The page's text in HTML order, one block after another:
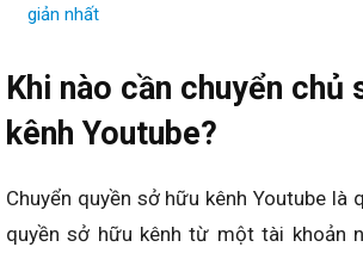
giản nhất
Khi nào cần chuyển chủ
kênh Youtube?
Chuyển quyền sở hữu kênh Youtube là
quyền sở hữu kênh từ một tài khoản